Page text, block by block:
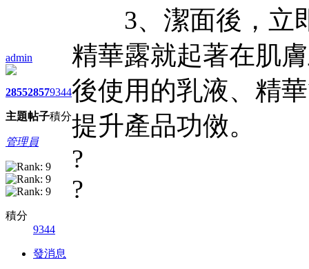
admin
2855
主題
2857
帖子
9344
積分
管理員
積分
9344
發消息
3、潔面後，立即
精華露就起著在肌
後使用的乳液、精
提升產品功傚。
?
?